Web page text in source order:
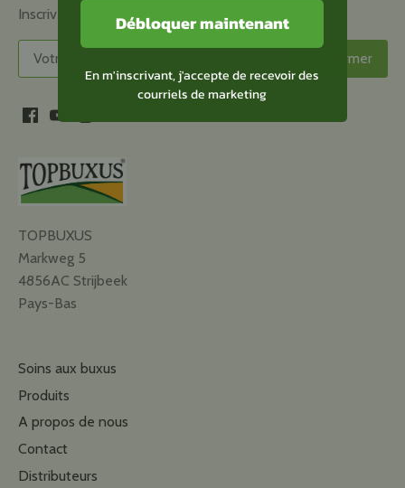
Inscrivez-vous à notre newsletter ici
TOPBUXUS
Markweg 5
4856AC Strijbeek
Pays-Bas
Soins aux buxus
Produits
A propos de nous
Contact
Distributeurs
Débloquer maintenant
En m'inscrivant, j'accepte de recevoir des
courriels de marketing